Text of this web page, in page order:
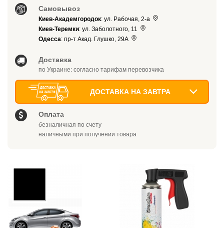
Самовывоз
Киев-Академгородок: ул. Рабочая, 2-а
Киев-Теремки: ул. Заболотного, 11
Одесса: пр-т Акад. Глушко, 29А
Доставка
по Украине: согласно тарифам перевозчика
ДОСТАВКА НА ЗАВТРА
Оплата
безналичная по счету
наличными при получении товара